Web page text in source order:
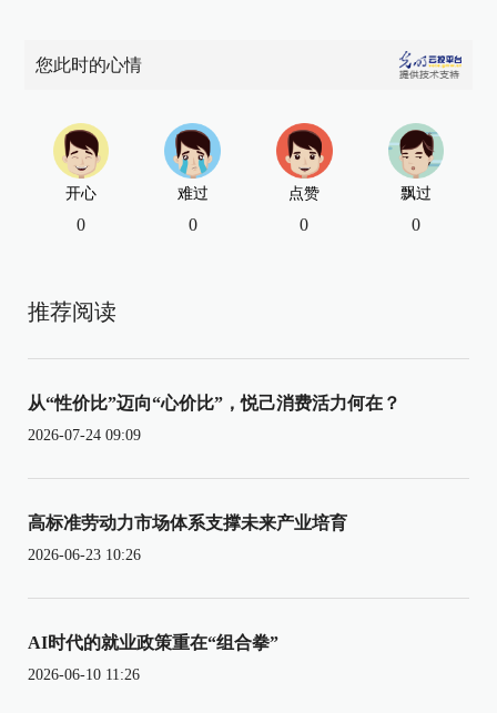
您此时的心情
开心
0
难过
0
点赞
0
飘过
0
推荐阅读
从“性价比”迈向“心价比”，悦己消费活力何在？
2026-07-24 09:09
高标准劳动力市场体系支撑未来产业培育
2026-06-23 10:26
AI时代的就业政策重在“组合拳”
2026-06-10 11:26